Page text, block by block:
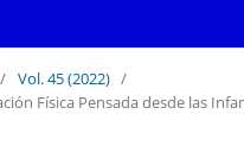
/ Vol. 45 (2022) /
Física Pensada desde las